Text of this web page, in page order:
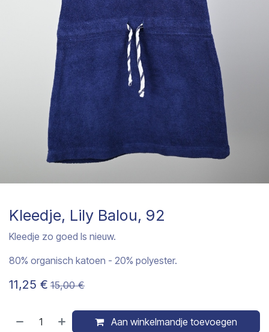
Kleedje, Lily Balou, 92
Kleedje zo goed ls nieuw.
80% organisch katoen - 20% polyester.
11,25 € 15,00€
Aan winkelmandje toevoegen